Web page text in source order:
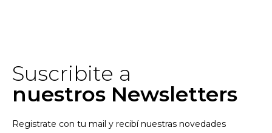
Suscribite a
nuestros Newsletters
Registrate con tu mail y recibí nuestras novedades